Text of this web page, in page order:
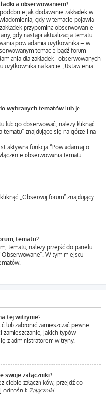
a obserwowaniem?
jak dodawanie zakładek w
gdy w temacie pojawia
przypomina obserwowanie
gdy nastąpi aktualizacja tematu
powiadamia użytkownika – w
temacie bądź forum
dla zakładek i obserwowanych
użytkownika na karcie „Ustawienia
wybranych tematów lub je
lub go obserwować, należy kliknąć
znajdujące się na górze i na
aktywna funkcja “Powiadamiaj o
obserwowania tematu.
„Obserwuj forum” znajdujący
tematu?
tematu, należy przejść do panelu
W tym miejscu
tej witrynie?
lub zabronić zamieszczać pewne
zamieszczanie, jakich typów
z administratorem witryny.
swoje załączniki?
ciebie załączników, przejdź do
odnośnik Załączniki.